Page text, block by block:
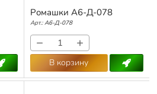
Ромашки А6-Д-078
Арт.: А6-Д-078
− +
В корзину